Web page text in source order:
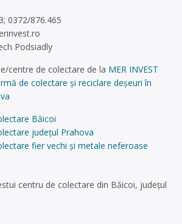
0372/876.465
Podsiadly
centre de colectare de la MER INVEST
de colectare și reciclare deșeuri în
Băicoi
județul Prahova
fier vechi și metale neferoase
centru de colectare din Băicoi, județul